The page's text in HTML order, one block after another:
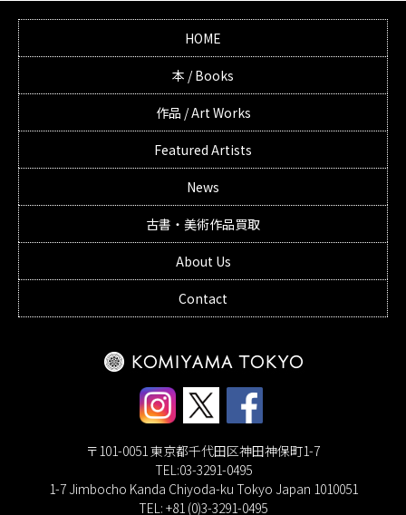
HOME
本 / Books
作品 / Art Works
Featured Artists
News
古書・美術作品買取
About Us
Contact
〒101-0051 東京都千代田区神田神保町1-7
TEL:03-3291-0495
1-7 Jimbocho Kanda Chiyoda-ku Tokyo Japan 1010051
TEL: +81 (0)3-3291-0495